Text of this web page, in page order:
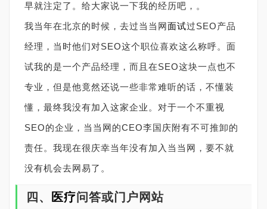
早就注定了。给大家说一下我的经历吧，。
我当年在北京的时候，去过当当网面试过SEO产品
经理，当时他们对SEO这个职位喜欢这么称呼。面
试我的是一个产品经理，而且在SEO这块一点也不
专业，但是他竟然还说一些非常难听的话，不懂装
懂，最终我没有加入这家企业。对于一个不重视
SEO的企业，当当网的CEO李国庆附有不可推卸的
责任。我现在很庆幸当年没有加入当当网，要不就
没有机会去网易了。
四、 医疗问答或门户网站